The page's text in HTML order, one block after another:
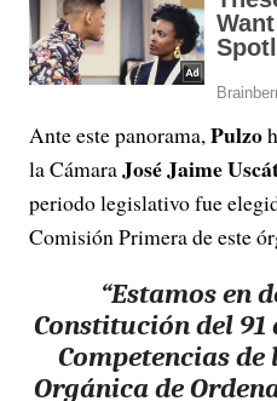
Ante este panorama, Pulzo
la CámaraJosé Jaime
periodo legislativo fue
Comisión Primera de este
“Estamos en
Constitución del 91
Competencias de
Orgánica de